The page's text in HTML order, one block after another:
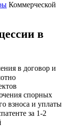
Коммерческой
в
в договор и
спорных
взноса и уплаты
за 1-2